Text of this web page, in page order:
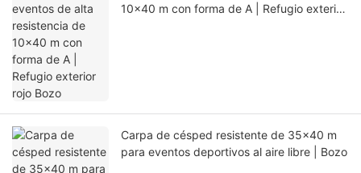
10x40 m con forma de A | Refugio exterior
Carpa de césped resistente de 35x40 m
para eventos deportivos al aire libre | Bozo